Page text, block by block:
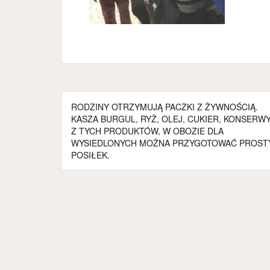
Nawigacja
wpisu
RODZINY OTRZYMUJĄ PACZKI Z ŻYWNOŚCIĄ.
KASZA BURGUL, RYŻ, OLEJ, CUKIER,
Z TYCH PRODUKTÓW, W OBOZIE DLA
WYSIEDLONYCH MOŻNA PRZYGOTOWAĆ
POSIŁEK.